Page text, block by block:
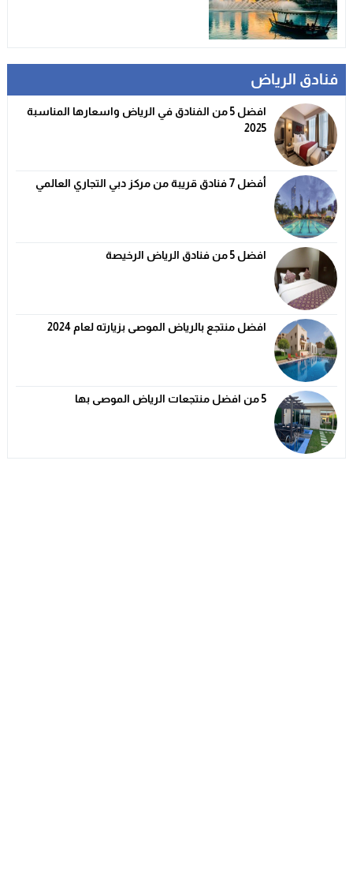
فنادق الرياض
افضل 5 من الفنادق في الرياض واسعارها المناسبة
2025
أفضل 7 فنادق قريبة من مركز دبي التجاري العالمي
افضل 5 من فنادق الرياض الرخيصة
افضل منتجع بالرياض الموصى بزيارته لعام 2024
5 من افضل منتجعات الرياض الموصى بها